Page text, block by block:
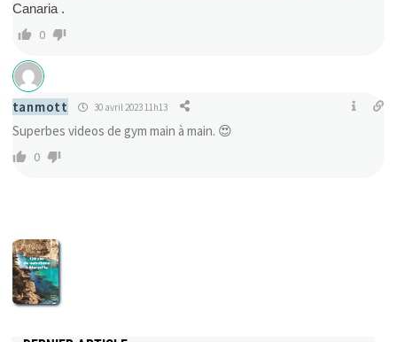
Canaria .
0
tanmott 30 avril 2023 11h13
Superbes videos de gym main à main. 😍
0